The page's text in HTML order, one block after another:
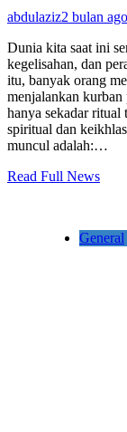
abdulaziz2 bulan ago
Dunia kita saat ini
kegelisahan, dan
itu, banyak orang
menjalankan
hanya sekadar ritual
spiritual dan
muncul adalah:…
Read Full News
General